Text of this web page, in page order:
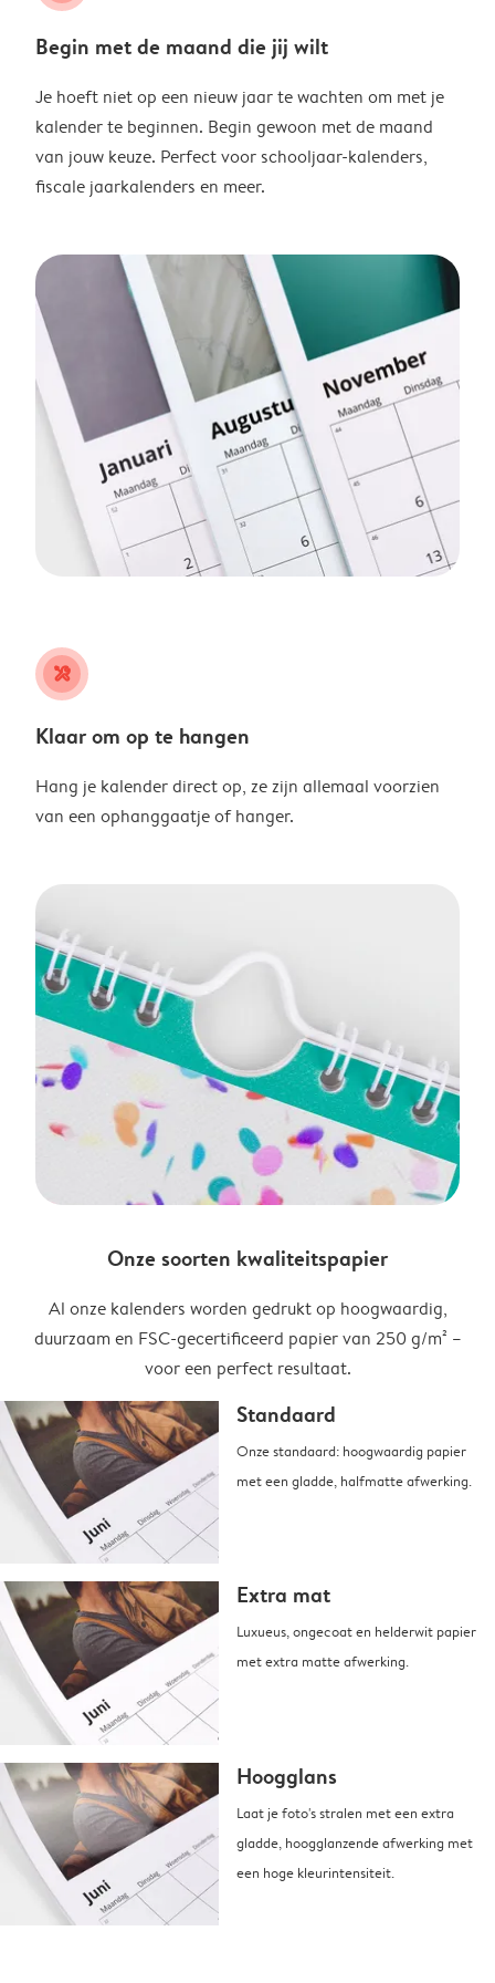
Begin met de maand die jij wilt
Je hoeft niet op een nieuw jaar te wachten om met je
kalender te beginnen. Begin gewoon met de maand
van jouw keuze. Perfect voor schooljaar-kalenders,
fiscale jaarkalenders en meer.
tools
Klaar om op te hangen
Hang je kalender direct op, ze zijn allemaal voorzien
van een ophanggaatje of hanger.
Onze soorten kwaliteitspapier
Al onze kalenders worden gedrukt op hoogwaardig,
duurzaam en FSC-gecertificeerd papier van 250 g/m² –
voor een perfect resultaat.
Standaard
Onze standaard: hoogwaardig papier
met een gladde, halfmatte afwerking.
Extra mat
Luxueus, ongecoat en helderwit papier
met extra matte afwerking.
Hoogglans
Laat je foto's stralen met een extra
gladde, hoogglanzende afwerking met
een hoge kleurintensiteit.